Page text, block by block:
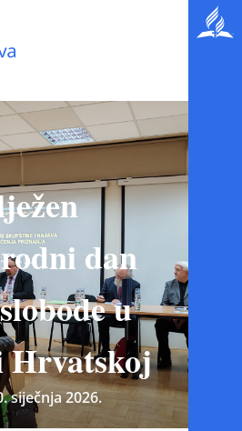
dan
u
Hrvatskoj
siječnja 2026.